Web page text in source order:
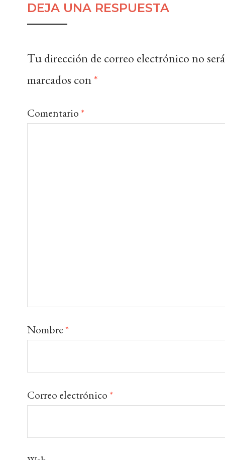
DEJA UNA RESPUESTA
Tu dirección de correo electrónico no
marcados con*
Comentario *
Nombre *
Correo electrónico *